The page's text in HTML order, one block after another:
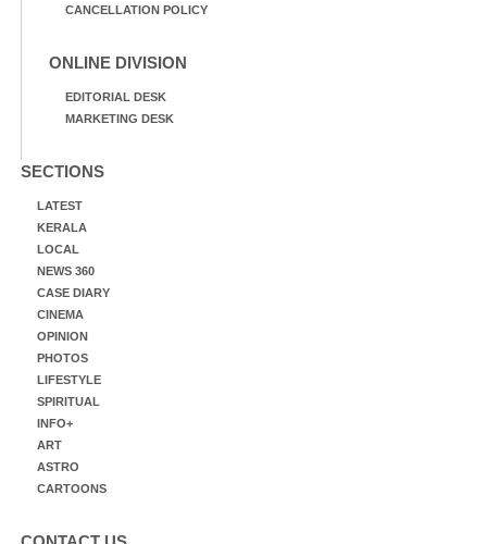
CANCELLATION POLICY
ONLINE DIVISION
EDITORIAL DESK
MARKETING DESK
SECTIONS
LATEST
KERALA
LOCAL
NEWS 360
CASE DIARY
CINEMA
OPINION
PHOTOS
LIFESTYLE
SPIRITUAL
INFO+
ART
ASTRO
CARTOONS